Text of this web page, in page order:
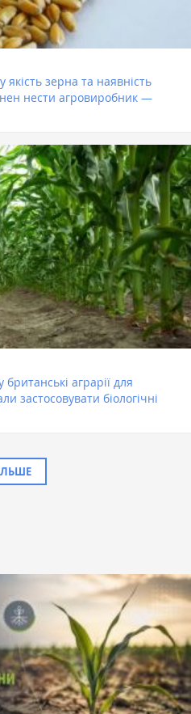
якість зерна та наявність
нести агровиробник —
аграрії для
застосовувати біологічні